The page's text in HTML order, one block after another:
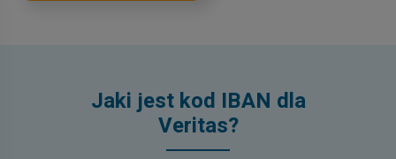
Jaki jest kod IBAN dla
Veritas?